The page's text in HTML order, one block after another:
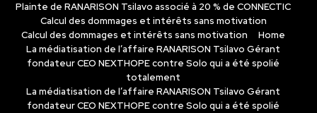
Plainte de RANARISON Tsilavo associé à 20 % de CONNECTIC
Calcul des dommages et intérêts sans motivation
Calcul des dommages et intérêts sans motivation
Home
La médiatisation de l’affaire RANARISON Tsilavo Gérant
fondateur CEO NEXTHOPE contre Solo qui a été spolié
totalement
La médiatisation de l’affaire RANARISON Tsilavo Gérant
fondateur CEO NEXTHOPE contre Solo qui a été spolié